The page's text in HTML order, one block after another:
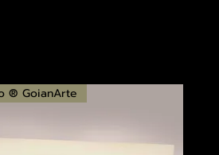
® GoianArte